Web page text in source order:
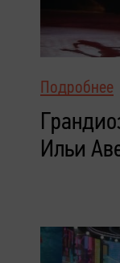
Подробнее
Ильи